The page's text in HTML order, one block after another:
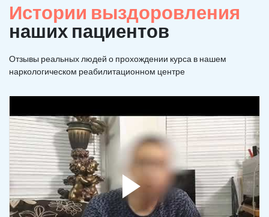
Истории выздоровления
наших пациентов
Отзывы реальных людей о прохождении курса в нашем
наркологическом реабилитационном центре